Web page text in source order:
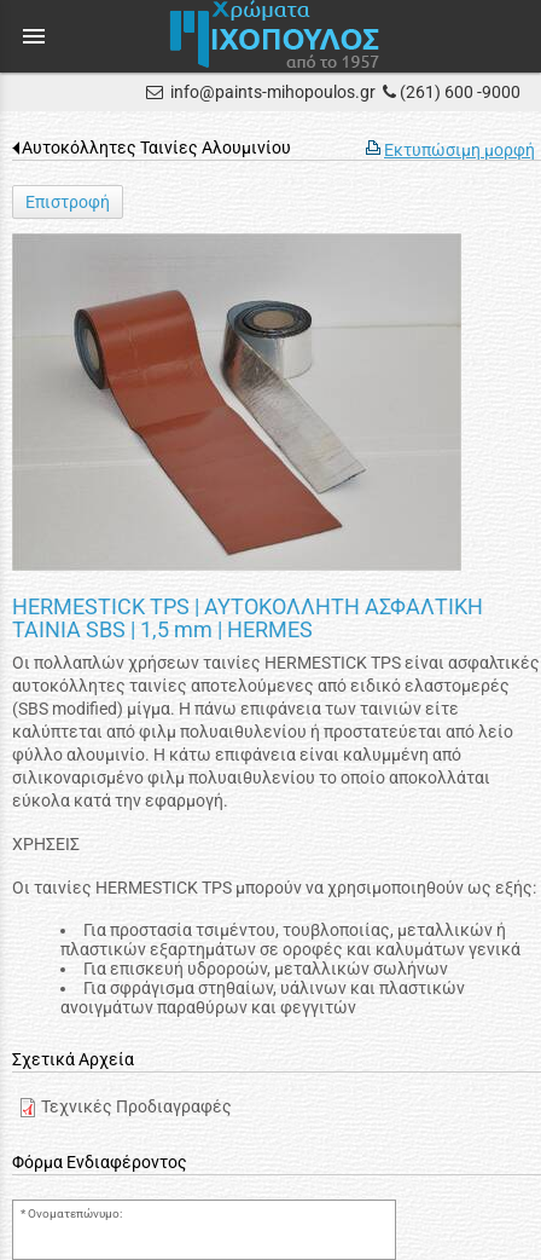
menu
info@paints-mihopoulos.gr (261) 600 -9000
Εκτυπώσιμη μορφή
Αυτοκόλλητες Ταινίες Αλουμινίου
Επιστροφή
HERMESTICK TPS | ΑΥΤΟΚΟΛΛΗΤH ΑΣΦΑΛΤΙΚΗ
ΤΑΙΝΙΑ SBS | 1,5 mm | HERMES
Oι πολλαπλών χρήσεων ταινίες HERMESTICK TPS είναι ασφαλτικές
αυτοκόλλητες ταινίες αποτελούμενες από ειδικό ελαστομερές
(SBS modified) μίγμα. Η πάνω επιφάνεια των ταινιών είτε
καλύπτεται από φιλμ πολυαιθυλενίου ή προστατεύεται από λείο
φύλλο αλουμινίο. Η κάτω επιφάνεια είναι καλυμμένη από
σιλικοναρισμένο φιλμ πολυαιθυλενίου το οποίο αποκολλάται
εύκολα κατά την εφαρμογή.
ΧΡΗΣΕΙΣ
Οι ταινίες HERMESTICK TPS μπορούν να χρησιμοποιηθούν ως εξής:
Για προστασία τσιμέντου, τουβλοποιίας, μεταλλικών ή
πλαστικών εξαρτημάτων σε οροφές και καλυμάτων γενικά
Για επισκευή υδροροών, μεταλλικών σωλήνων
Για σφράγισμα στηθαίων, υάλινων και πλαστικών
ανοιγμάτων παραθύρων και φεγγιτών
Σχετικά Αρχεία
Τεχνικές Προδιαγραφές
Φόρμα Ενδιαφέροντος
Ονοματεπώνυμο: